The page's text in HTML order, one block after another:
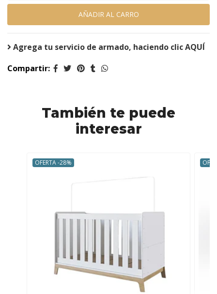
Agrega tu servicio de armado, haciendo clic AQUÍ
Compartir:
También te puede
interesar
OFERTA -28%